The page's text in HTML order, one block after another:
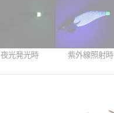
夜光発光時 紫外線照射時